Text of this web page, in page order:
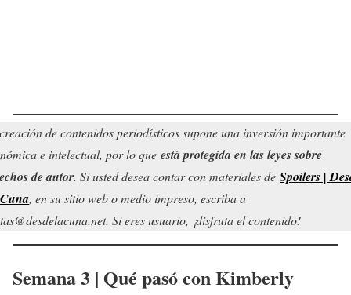
de contenidos periodísticos supone una inversión importante
e intelectual, por lo que está protegida en las leyes sobre
de autor. Si usted desea contar con materiales de Spoilers |
, en su sitio web o medio impreso, escriba a
Si eres usuario, ¡disfruta el contenido!
Semana 3 | Qué pasó conKimberly